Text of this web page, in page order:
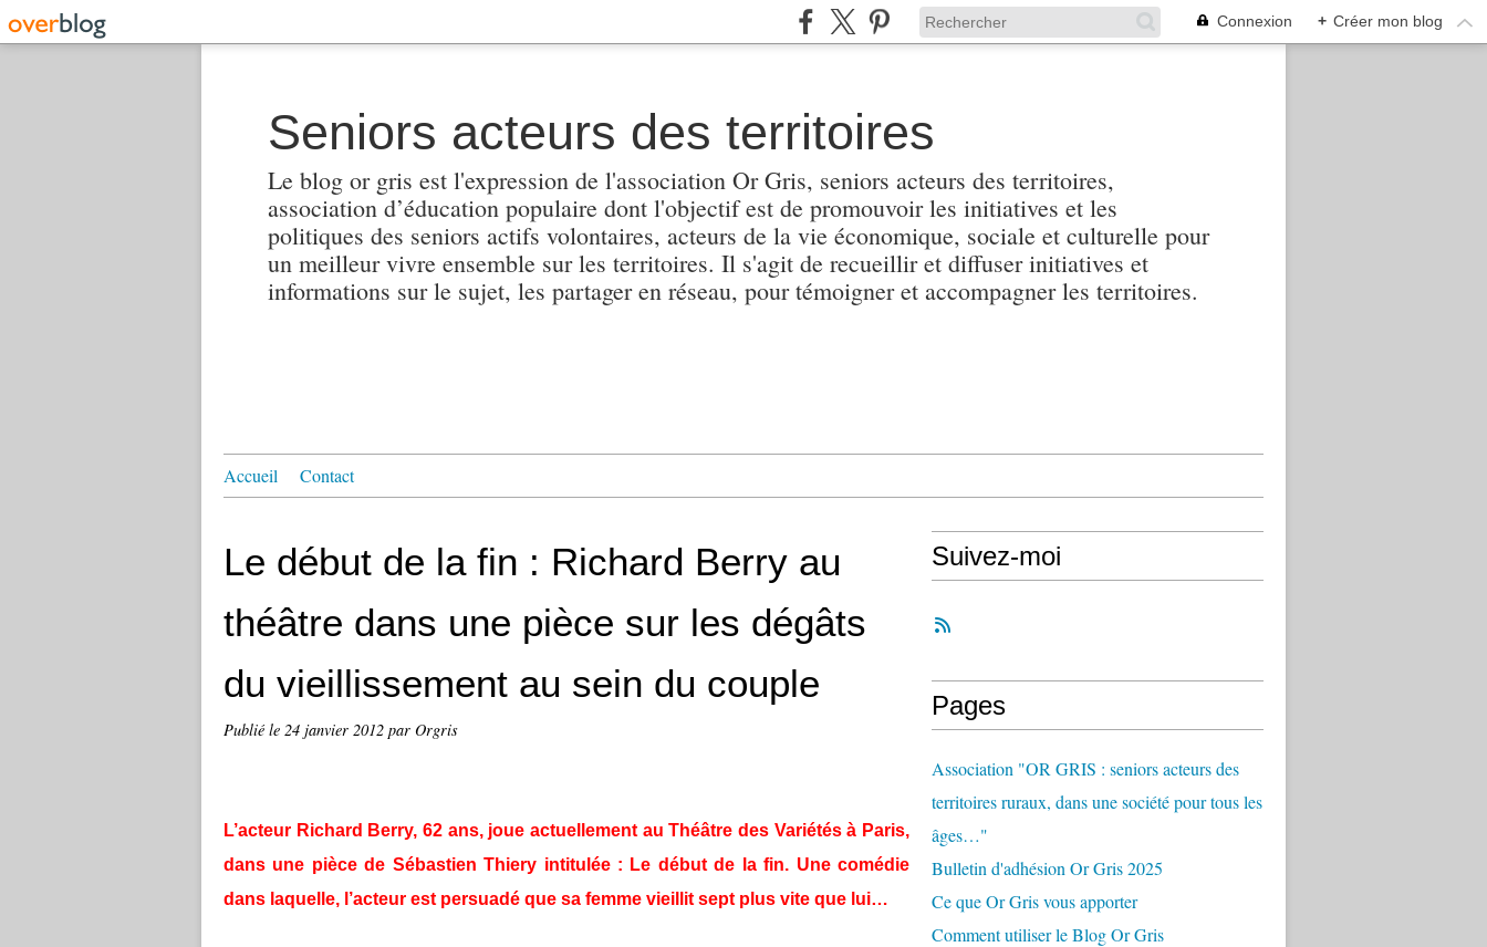
Connexion + Créer mon blog
Seniors acteurs des territoires
Le blog or gris est l'expression de l'association Or Gris, seniors acteurs des territoires,
association d’éducation populaire dont l'objectif est de promouvoir les initiatives et les
politiques des seniors actifs volontaires, acteurs de la vie économique, sociale et culturelle pour
un meilleur vivre ensemble sur les territoires. Il s'agit de recueillir et diffuser initiatives et
informations sur le sujet, les partager en réseau, pour témoigner et accompagner les territoires.
Accueil Contact
Le début de la fin : Richard Berry au
théâtre dans une pièce sur les dégâts
du vieillissement au sein du couple
Publié le 24 janvier 2012 par Orgris
L’acteur Richard Berry, 62 ans, joue actuellement au Théâtre des Variétés à Paris,
dans une pièce de Sébastien Thiery intitulée : Le début de la fin. Une comédie
dans laquelle, l’acteur est persuadé que sa femme vieillit sept plus vite que lui…
Suivez-moi
Pages
Association "OR GRIS : seniors acteurs des
territoires ruraux, dans une société pour tous les
âges…"
Bulletin d'adhésion Or Gris 2025
Ce que Or Gris vous apporter
Comment utiliser le Blog Or Gris